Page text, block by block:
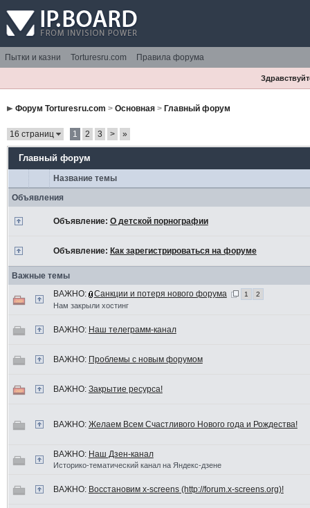
Пытки и казни Torturesru.com Правила форума
Форум Torturesru.com > Основная> Главный форум
16 страниц 1 2 3 > »
Главный форум
Название темы
Объявления
Объявление: О детской порнографии
Объявление: Как зарегистрироваться на форуме
Важные темы
ВАЖНО:
Санкции и потеря нового форума 1 2
Нам закрыли хостинг
ВАЖНО: Наш телеграмм-канал
ВАЖНО: Проблемы с новым форумом
ВАЖНО: Закрытие ресурса!
ВАЖНО: Желаем Всем Счастливого Нового года и Рождества!
ВАЖНО: Наш Дзен-канал
Историко-тематический канал на Яндекс-дзене
ВАЖНО: Восстановим x-screens (http://forum.x-screens.org)!